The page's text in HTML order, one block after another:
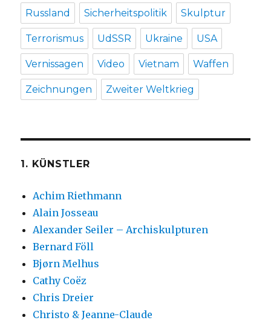
Russland Sicherheitspolitik Skulptur
Terrorismus UdSSR Ukraine USA
Vernissagen Video Vietnam Waffen
Zeichnungen Zweiter Weltkrieg
1. KÜNSTLER
Achim Riethmann
Alain Josseau
Alexander Seiler – Archiskulpturen
Bernard Föll
Bjørn Melhus
Cathy Coëz
Chris Dreier
Christo & Jeanne-Claude